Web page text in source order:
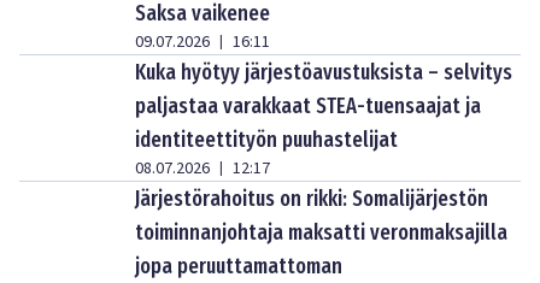
Saksa vaikenee
09.07.2026 | 16:11
Kuka hyötyy järjestöavustuksista – selvitys
paljastaa varakkaat STEA-tuensaajat ja
identiteettityön puuhastelijat
08.07.2026 | 12:17
Järjestörahoitus on rikki: Somalijärjestön
toiminnanjohtaja maksatti veronmaksajilla
jopa peruuttamattoman